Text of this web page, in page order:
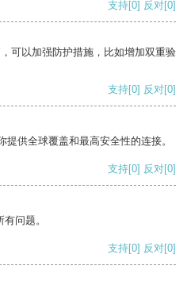
支持[0] 反对[0]
可以加强防护措施，比如增加双重验
支持[0] 反对[0]
供全球覆盖和最高安全性的连接。
支持[0] 反对[0]
问题。
支持[0] 反对[0]